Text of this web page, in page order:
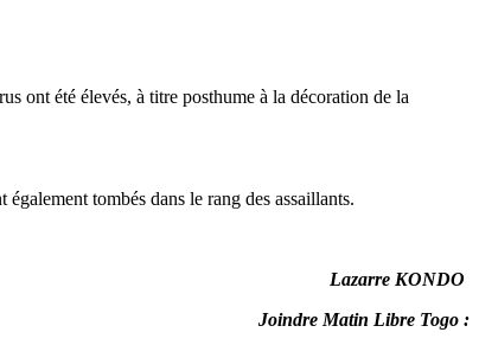
ont été élevés, à titre posthume à la décoration de la
tombés dans le rang des assaillants.
Lazarre KONDO
Joindre Matin Libre Togo :